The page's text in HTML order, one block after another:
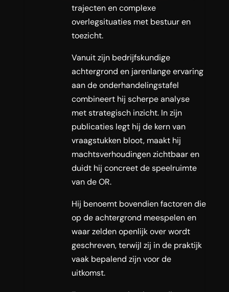
trajecten en complexe
overlegsituaties met bestuur en
toezicht.
Vanuit zijn bedrijfskundige
achtergrond en jarenlange ervaring
aan de onderhandelingstafel
combineert hij scherpe analyse
met strategisch inzicht. In zijn
publicaties legt hij de kern van
vraagstukken bloot, maakt hij
machtsverhoudingen zichtbaar en
duidt hij concreet de speelruimte
van de OR.
Hij benoemt bovendien factoren die
op de achtergrond meespelen en
waar zelden openlijk over wordt
geschreven, terwijl zij in de praktijk
vaak bepalend zijn voor de
uitkomst.